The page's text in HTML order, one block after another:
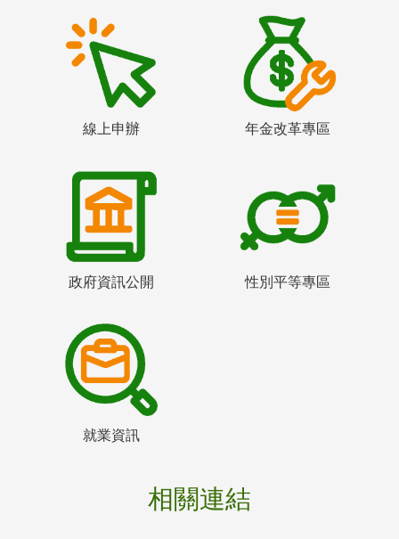
線上申辦 年金改革專區
政府資訊公開 性別平等專區
就業資訊
相關連結